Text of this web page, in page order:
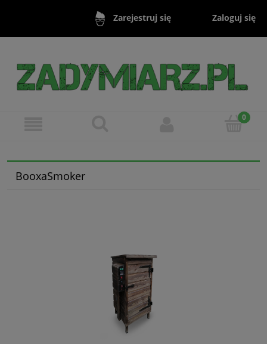
Zarejestruj się Zaloguj się
BooxaSmoker